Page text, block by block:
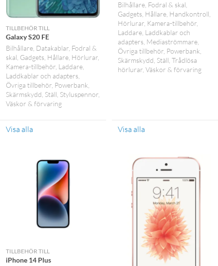
TILLBEHÖR TILL
Galaxy S20 FE
Bilhållare Datakablar Fodral &
skal Gadgets Hållare Hörlurar
Kamera-tillbehör Laddare
Laddkablar och adapters
Övriga tillbehör Powerbank
Skärmskydd Ställ Styluspennor
Väskor & förvaring
Visa alla
Bilhållare Fodral & skal
Gadgets Hållare Handkontroll
Hörlurar Kamera-tillbehör
Laddare Laddkablar och
adapters Mediaströmmare
Övriga tillbehör Powerbank
Skärmskydd Ställ Trådlösa
hörlurar Väskor & förvaring
Visa alla
TILLBEHÖR TILL
iPhone 14 Plus